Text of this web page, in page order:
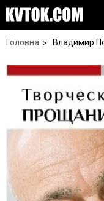
Головна Владимир